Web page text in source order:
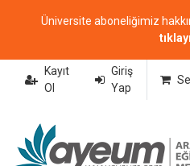
Üniversite aboneliğimiz
Kayıt
Ol
Giriş
Yap